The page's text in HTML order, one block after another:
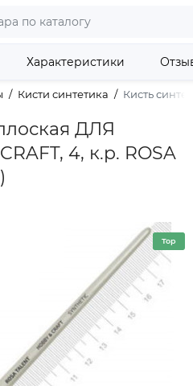
тел. (098) 673-42-06
наши контакты
Кисти синтетика Кисть
ДЛЯ
4, к.р. ROSA
Характеристики
Top